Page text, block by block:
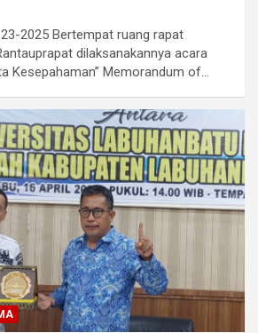
2025 Bertempat ruang rapat
dilaksanakannya acara
Kesepahaman” Memorandum of…